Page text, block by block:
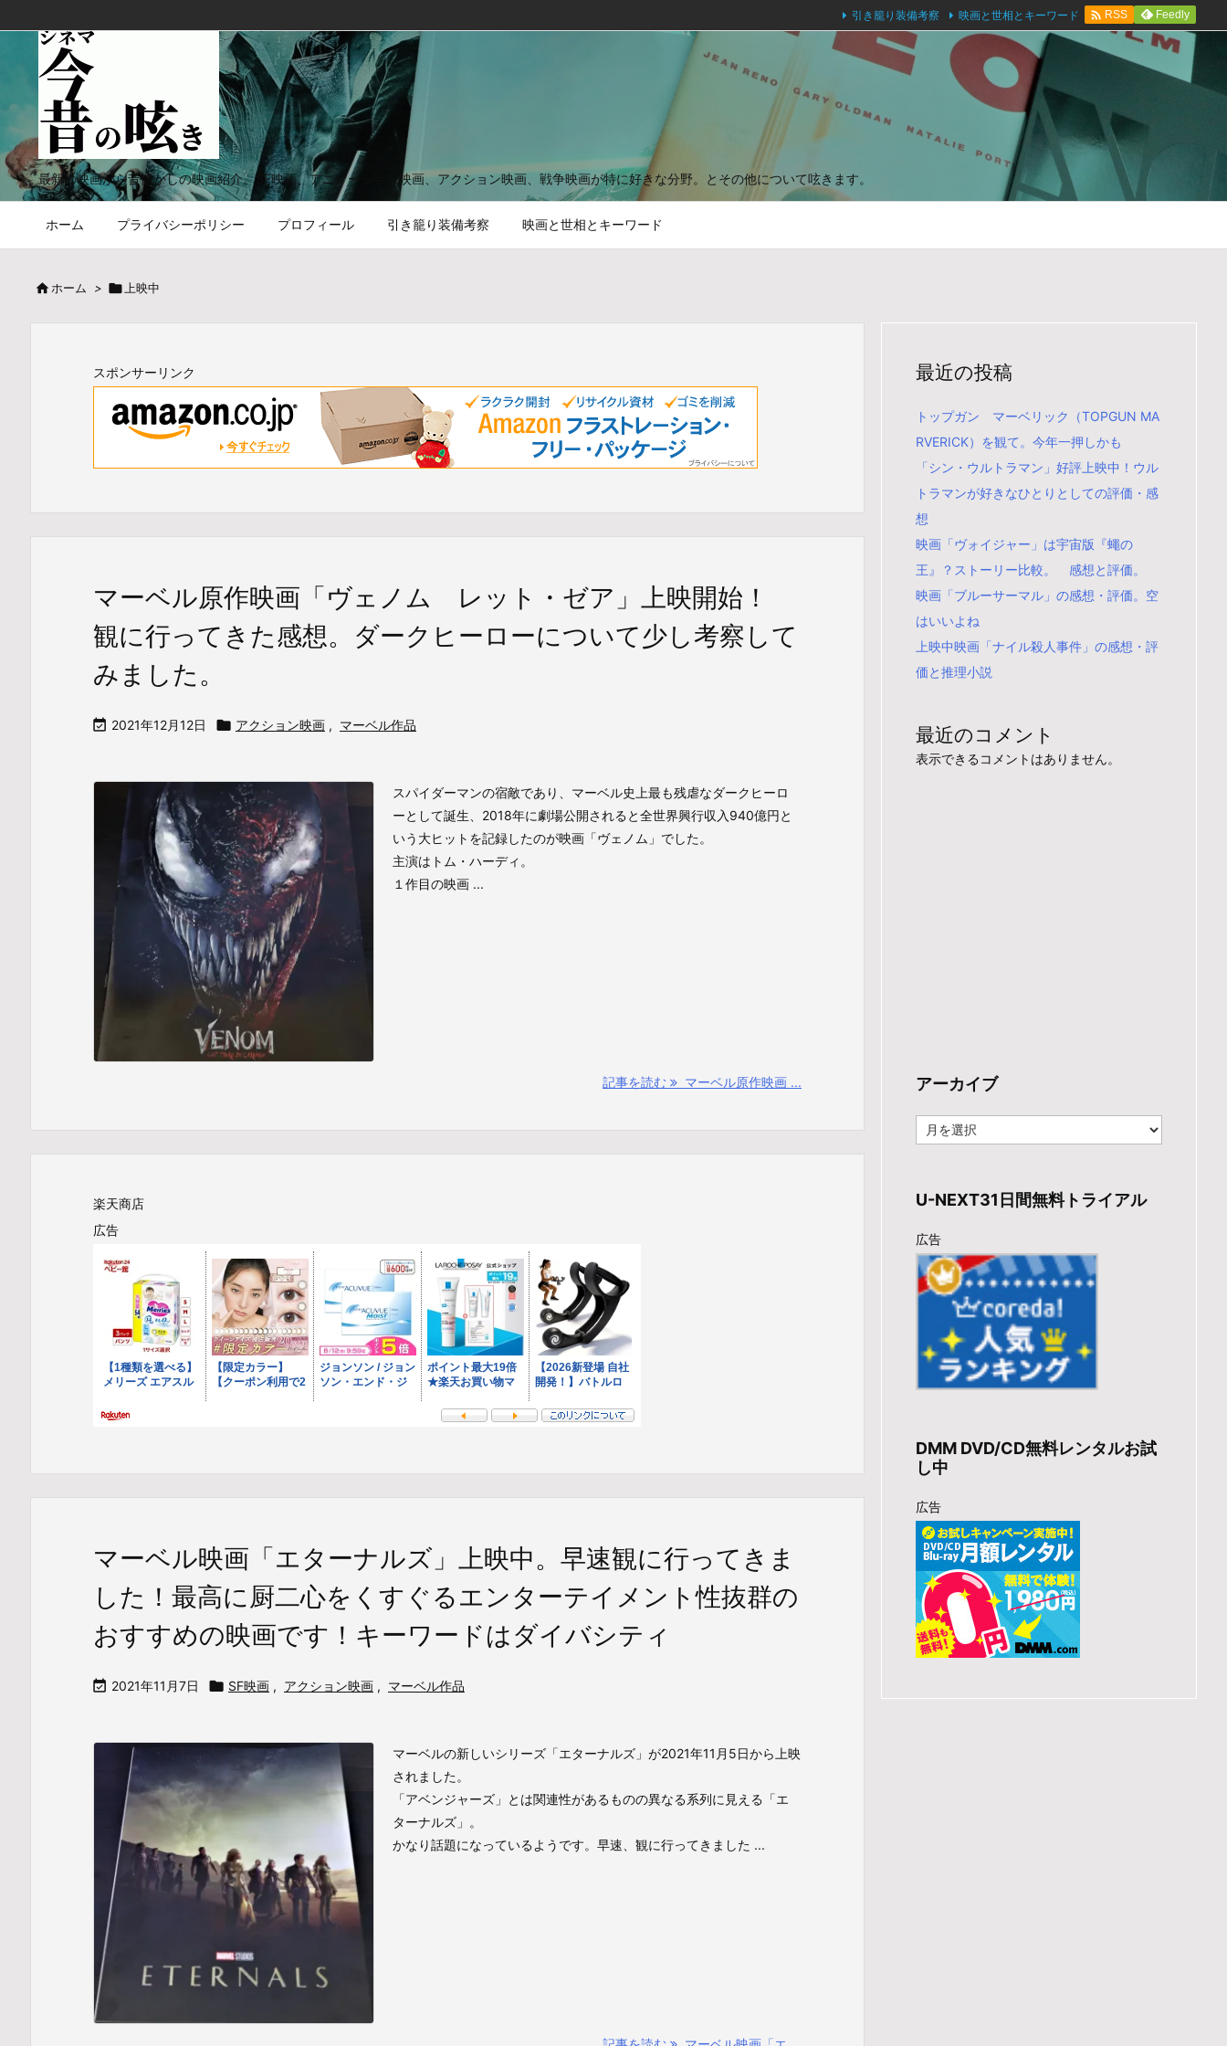
最新の映画から昔懐かしの映画紹介。SF映画、アニメーション映画、アクション映画、戦争映画が特に好きな分野。とその他について呟きます。
ホーム プライバシーポリシー プロフィール 引き籠り装備考察 映画と世相とキーワード
引き籠り装備考察 映画と世相とキーワード  RSS Feedly
 ホーム >  上映中
スポンサーリンク
マーベル原作映画「ヴェノム レット・ゼア」上映開始！
観に行ってきた感想。ダークヒーローについて少し考察して
みました。
 2021年12月12日  アクション映画 , マーベル作品
スパイダーマンの宿敵であり、マーベル史上最も残虐なダークヒーロ
ーとして誕生、2018年に劇場公開されると全世界興行収入940億円と
いう大ヒットを記録したのが映画「ヴェノム」でした。
主演はトム・ハーディ。
１作目の映画 ...
記事を読む マーベル原作映画 ...
楽天商店
広告
マーベル映画「エターナルズ」上映中。早速観に行ってきま
した！最高に厨二心をくすぐるエンターテイメント性抜群の
おすすめの映画です！キーワードはダイバシティ
 2021年11月7日  SF映画 , アクション映画 , マーベル作品
マーベルの新しいシリーズ「エターナルズ」が2021年11月5日から上映
されました。
「アベンジャーズ」とは関連性があるものの異なる系列に見える「エ
ターナルズ」。
かなり話題になっているようです。早速、観に行ってきました ...
最近の投稿
トップガン マーベリック（TOPGUN MA
RVERICK）を観て。今年一押しかも
「シン・ウルトラマン」好評上映中！ウル
トラマンが好きなひとりとしての評価・感
想
映画「ヴォイジャー」は宇宙版『蠅の
王』？ストーリー比較。 感想と評価。
映画「ブルーサーマル」の感想・評価。空
はいいよね
上映中映画「ナイル殺人事件」の感想・評
価と推理小説
最近のコメント
表示できるコメントはありません。
アーカイブ
ー
ブ
U-NEXT31日間無料トライアル
広告
DMM DVD/CD無料レンタルお試
し中
広告